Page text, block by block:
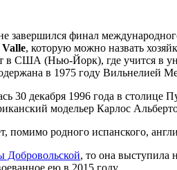
финал
Valle, которую можно назвать
в США (Нью-Йорк), где учится в
в 1975 году Вильнелией
30 декабря 1996 года в
модельер Карлос
помимо родного испанского,
Добровольской, то она выступила
ею в 2015 году.